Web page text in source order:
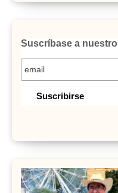
Suscríbase a